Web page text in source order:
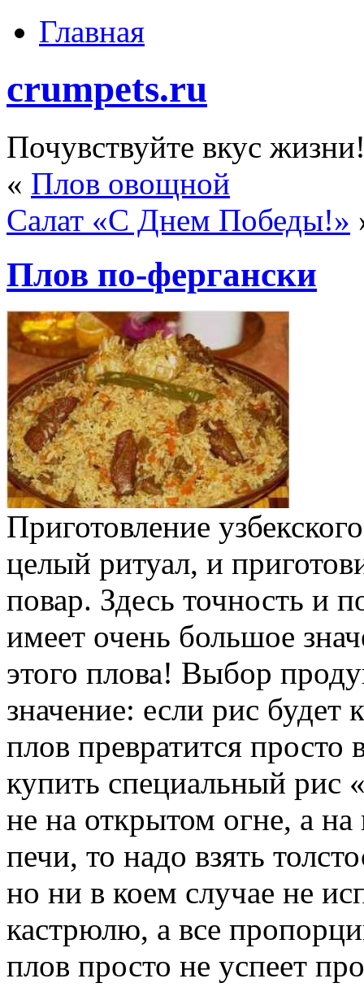
Главная
crumpets.ru
Почувствуйте вкус
« Плов овощной
Салат «С Днем Победы!»
Плов по-фергански
Приготовление
целый ритуал, и
повар. Здесь точность и
имеет очень большое
этого плова! Выбор
значение: если рис
плов превратится
купить специальный рис
не на открытом огне, а на
печи, то надо взять
но ни в коем случае не
кастрюлю, а все
плов просто не успеет